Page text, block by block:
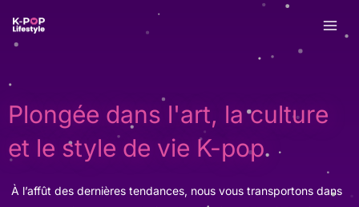
contenu
Plongée dans l'art, la culture
et le style de vie K-pop
À l’affût des dernières tendances, nous vous transportons dans